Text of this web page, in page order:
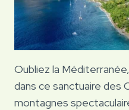
Oubliez la
dans ce sanctuaire des
montagnes